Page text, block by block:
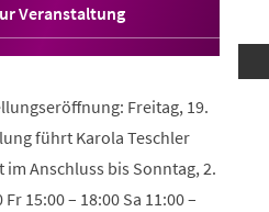
Veranstaltung
Freitag, 19.
führt Karola Teschler
Anschluss bis Sonntag, 2.
15:00 – 18:00 Sa 11:00 –